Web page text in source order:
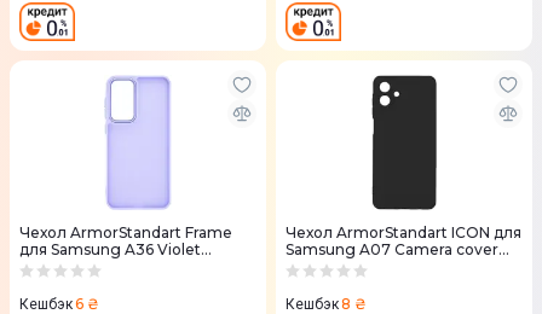
Чехол ArmorStandart Frame
для Samsung A36 Violet
(ARM84813)
Кешбэк6 ₴
Чехол ArmorStandart ICON для
Samsung A07 Camera cover
Black (ARM86539)
Кешбэк8 ₴